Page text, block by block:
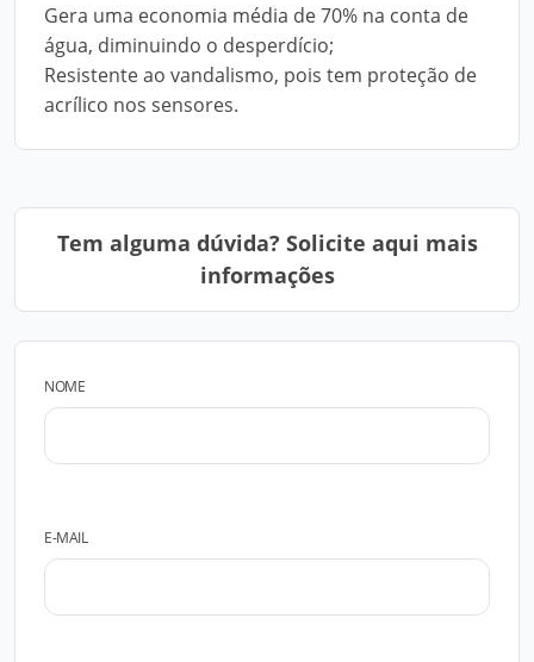
Gera uma economia média de 70% na conta de
água, diminuindo o desperdício;
Resistente ao vandalismo, pois tem proteção de
acrílico nos sensores.
Tem alguma dúvida? Solicite aqui mais
informações
NOME
E-MAIL